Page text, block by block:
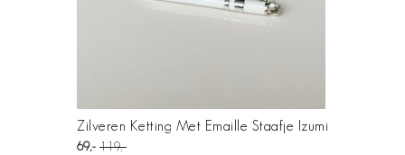
Zilveren Ketting Met Emaille Staafje Izumi
69 119